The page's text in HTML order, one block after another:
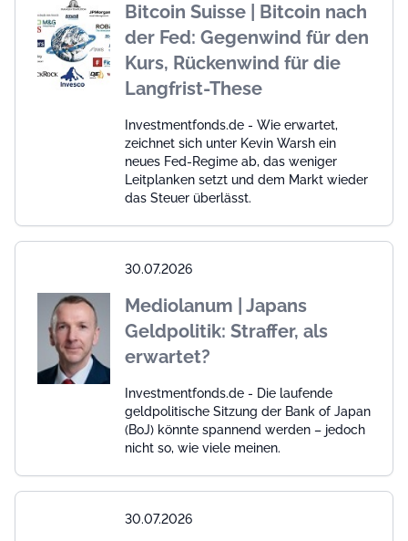
Bitcoin Suisse | Bitcoin nach
der Fed: Gegenwind für den
Kurs, Rückenwind für die
Langfrist-These
Investmentfonds.de - Wie erwartet,
zeichnet sich unter Kevin Warsh ein
neues Fed-Regime ab, das weniger
Leitplanken setzt und dem Markt wieder
das Steuer überlässt.
30.07.2026
Mediolanum | Japans
Geldpolitik: Straffer, als
erwartet?
Investmentfonds.de - Die laufende
geldpolitische Sitzung der Bank of Japan
(BoJ) könnte spannend werden – jedoch
nicht so, wie viele meinen.
30.07.2026